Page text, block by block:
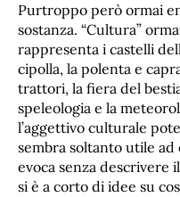
Purtroppo però ormai
sostanza. “Cultura”
rappresenta i castelli
cipolla, la polenta e
trattori, la fiera del
speleologia e la
l’aggettivo culturale
sembra soltanto utile ad
evoca senza descrivere
si è a corto di idee su